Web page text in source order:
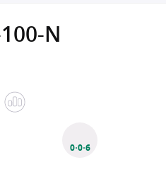
N
0·0·6